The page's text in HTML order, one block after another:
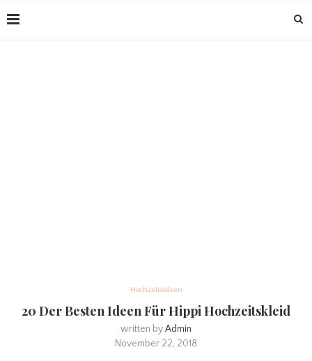
Hochzeitsideen
20 Der Besten Ideen Für Hippi Hochzeitskleid
written byAdmin
November 22, 2018